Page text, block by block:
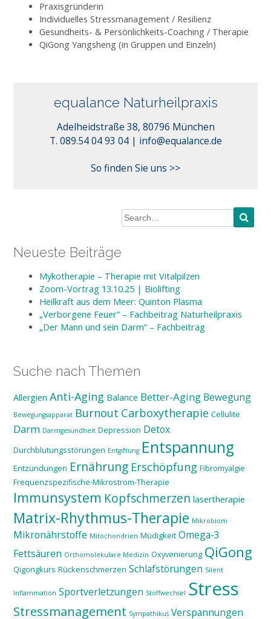
Praxisgründerin
Individuelles Stressmanagement / Resilienz
Gesundheits- & Persönlichkeits-Coaching / Therapie
QiGong Yangsheng (in Gruppen und Einzeln)
equalance Naturheilpraxis
Adelheidstraße 38, 80796 München
T. 089.54 04 93 04 | info@equalance.de
So finden Sie uns >>
Neueste Beiträge
Mykotherapie – Therapie mit Vitalpilzen
Zoom-Vortrag 13.10.25 | Biolifting
Heilkraft aus dem Meer: Quinton Plasma
„Verborgene Feuer“ – Fachbeitrag Naturheilpraxis
„Der Mann und sein Darm“ – Fachbeitrag
Suche nach Themen
Allergien Anti-Aging Balance Better-Aging Bewegung
Bewegungsapparat Burnout Carboxytherapie Cellulite
Darm Darmgesundheit Depression Detox
Durchblutungsstörungen Entgiftung Entspannung
Entzündungen Ernährung Erschöpfung Fibromyalgie
Frequenzspezifische-Mikrostrom-Therapie
Immunsystem Kopfschmerzen lasertherapie
Matrix-Rhythmus-Therapie Mikrobiom
Mikronährstoffe Mitochondrien Müdigkeit Omega-3
Fettsäuren Orthomolekulare Medizin Oxyvenierung QiGong
Qigongkurs Rückenschmerzen Schlafstörungen Silent
Inflammation Sportverletzungen Stoffwechsel Stress
Stressmanagement Sympathikus Verspannungen